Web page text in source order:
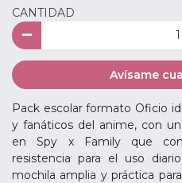
CANTIDAD
Avísame
Pack escolar formato Oficio
y fanáticos del anime, con
en Spy x Family que
resistencia para el uso
mochila amplia y práctica